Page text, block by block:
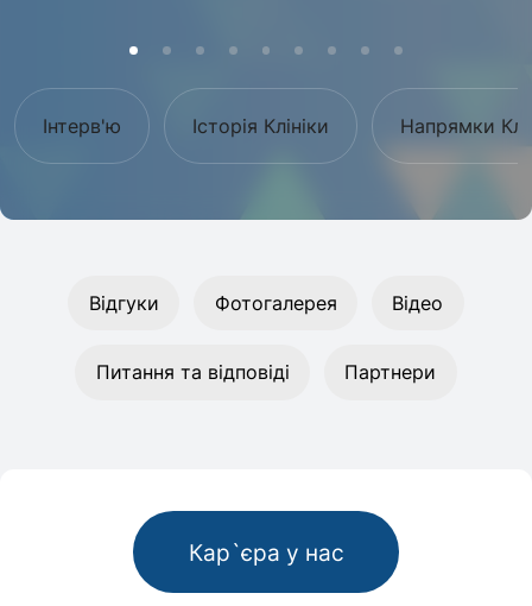
Інтерв'ю Історія Клініки Напрямки
Відгуки Фотогалерея Відео
Питання та відповіді Партнери
Кар`єра у нас